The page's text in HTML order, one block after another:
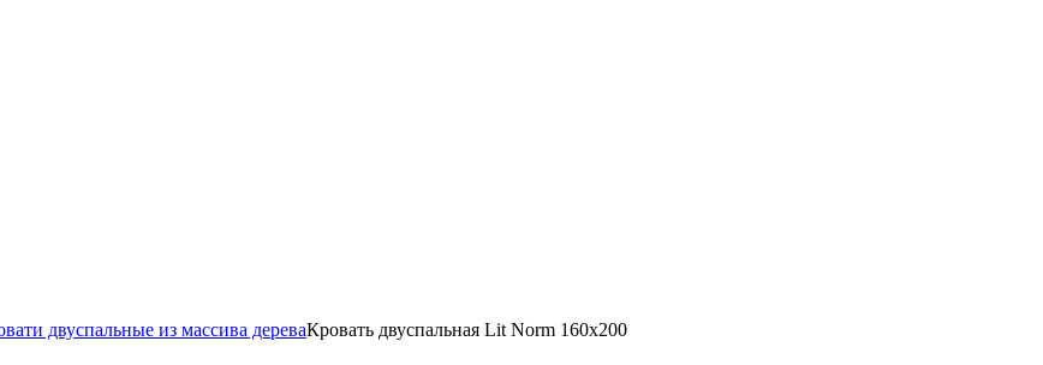
двуспальные из массива дереваКровать двуспальная Lit Norm 160х200